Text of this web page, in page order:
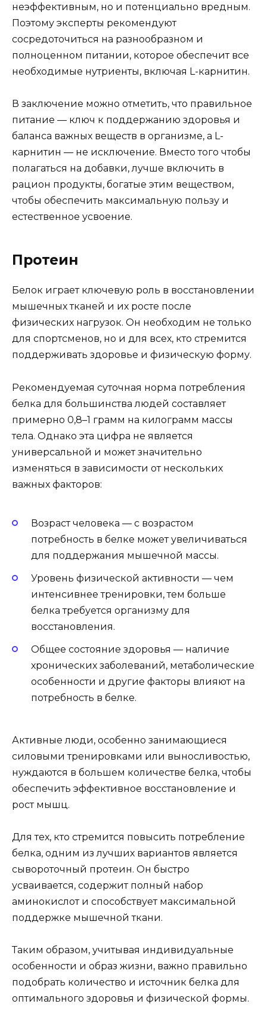
неэффективным, но и потенциально вредным.
Поэтому эксперты рекомендуют
сосредоточиться на разнообразном и
полноценном питании, которое обеспечит все
необходимые нутриенты, включая L-карнитин.
В заключение можно отметить, что правильное
питание — ключ к поддержанию здоровья и
баланса важных веществ в организме, а L-
карнитин — не исключение. Вместо того чтобы
полагаться на добавки, лучше включить в
рацион продукты, богатые этим веществом,
чтобы обеспечить максимальную пользу и
естественное усвоение.
Протеин
Белок играет ключевую роль в восстановлении
мышечных тканей и их росте после
физических нагрузок. Он необходим не только
для спортсменов, но и для всех, кто стремится
поддерживать здоровье и физическую форму.
Рекомендуемая суточная норма потребления
белка для большинства людей составляет
примерно 0,8–1 грамм на килограмм массы
тела. Однако эта цифра не является
универсальной и может значительно
изменяться в зависимости от нескольких
важных факторов:
Возраст человека — с возрастом
потребность в белке может увеличиваться
для поддержания мышечной массы.
Уровень физической активности — чем
интенсивнее тренировки, тем больше
белка требуется организму для
восстановления.
Общее состояние здоровья — наличие
хронических заболеваний, метаболические
особенности и другие факторы влияют на
потребность в белке.
Активные люди, особенно занимающиеся
силовыми тренировками или выносливостью,
нуждаются в большем количестве белка, чтобы
обеспечить эффективное восстановление и
рост мышц.
Для тех, кто стремится повысить потребление
белка, одним из лучших вариантов является
сывороточный протеин. Он быстро
усваивается, содержит полный набор
аминокислот и способствует максимальной
поддержке мышечной ткани.
Таким образом, учитывая индивидуальные
особенности и образ жизни, важно правильно
подобрать количество и источник белка для
оптимального здоровья и физической формы.